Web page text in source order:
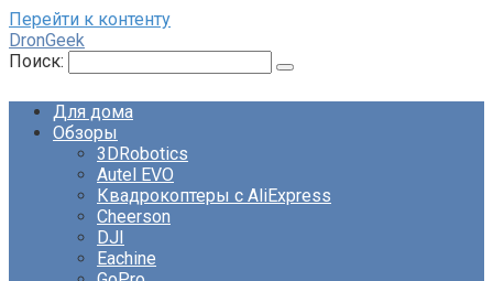
Перейти к контенту
DronGeek
Поиск:
Для дома
Обзоры
3DRobotics
Autel EVO
Квадрокоптеры с AliExpress
Cheerson
DJI
Eachine